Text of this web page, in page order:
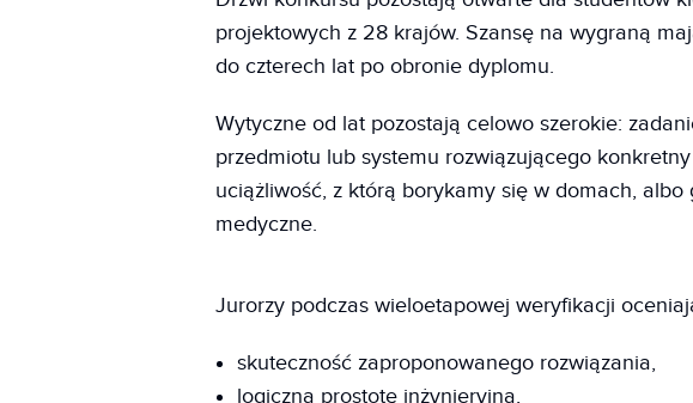
projektowych z 28 krajów. Szansę na wygraną
do czterech lat po obronie dyplomu.
Wytyczne od lat pozostają celowo szerokie:
przedmiotu lub systemu rozwiązującego
uciążliwość, z którą borykamy się w domach,
medyczne.
Jurorzy podczas wieloetapowej weryfikacji
skuteczność zaproponowanego rozwiązania,
logiczną prostotę inżynieryjną,